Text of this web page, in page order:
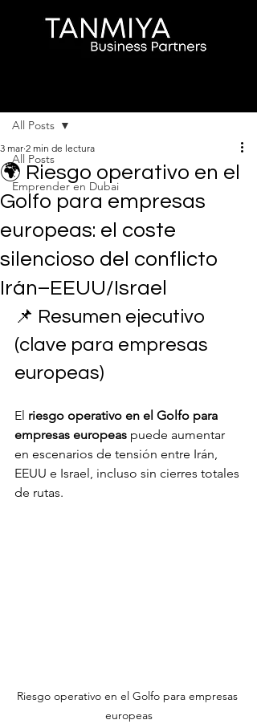
All Posts
Emprender en Dubai
All Posts
🌍 Riesgo operativo en el
Golfo para empresas
europeas: el coste
silencioso del conflicto
Irán–EEUU/Israel
3 mar 2 min de lectura
📌 Resumen ejecutivo
(clave para empresas
europeas)
El riesgo operativo en el Golfo para
empresas europeas puede aumentar
en escenarios de tensión entre Irán,
EEUU e Israel, incluso sin cierres totales
de rutas.
Riesgo operativo en el Golfo para empresas
europeas